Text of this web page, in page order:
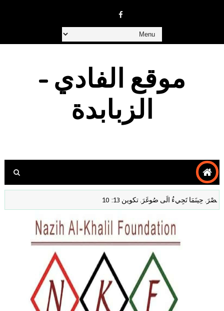
موقع الفادي -
الزبابدة
تَجِيءُ الَى صُوغَرَ. تكوين 13: 10